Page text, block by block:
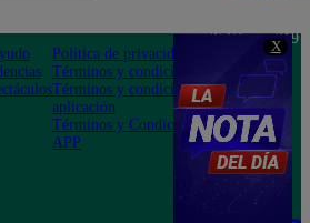
X
hizo
explotar a
todo el set
Política de privacidad
Términos y condiciones
Términos y condiciones
aplicación
Términos y Condiciones
APP
Teléfono: 219
Av. San
Felipe 968
Jesús María